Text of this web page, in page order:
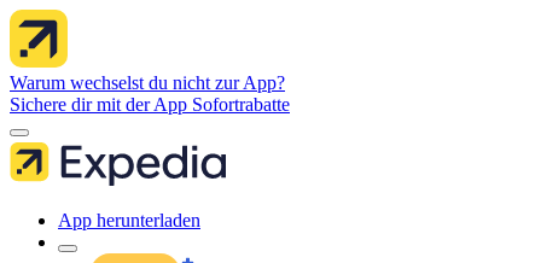
Warum wechselst du nicht zur App?
Sichere dir mit der App Sofortrabatte
App herunterladen